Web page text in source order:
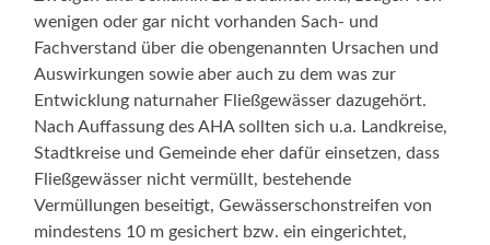
wenigen oder gar nicht vorhanden Sach- und
Fachverstand über die obengenannten Ursachen und
Auswirkungen sowie aber auch zu dem was zur
Entwicklung naturnaher Fließgewässer dazugehört.
Nach Auffassung des AHA sollten sich u.a. Landkreise,
Stadtkreise und Gemeinde eher dafür einsetzen, dass
Fließgewässer nicht vermüllt, bestehende
Vermüllungen beseitigt, Gewässerschonstreifen von
mindestens 10 m gesichert bzw. ein eingerichtet,